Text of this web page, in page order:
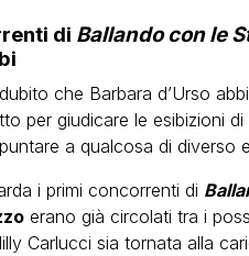
di Ballando con le
che Barbara d’Urso
per giudicare le esibizioni di
a qualcosa di diverso
i primi concorrenti di
erano già circolati tra i
Carlucci sia tornata alla